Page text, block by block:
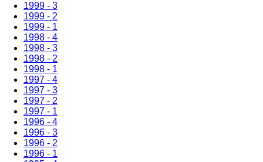
1999 - 3
1999 - 2
1999 - 1
1998 - 4
1998 - 3
1998 - 2
1998 - 1
1997 - 4
1997 - 3
1997 - 2
1997 - 1
1996 - 4
1996 - 3
1996 - 2
1996 - 1